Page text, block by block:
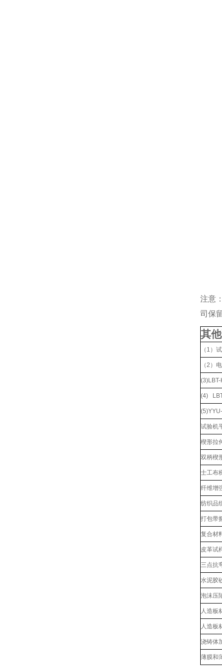
注意
司保
其
（1）
（2）
(4)
试验机
楔形拉
双柄楔
士工布
纤维增
纺织品
打包带
复合材
皮革试
三点抗
水泥胶
泡沫压
人造板
人造板
浇铸体
薄膜和